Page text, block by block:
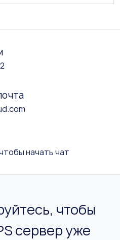
начать чат
чтобы
сервер уже